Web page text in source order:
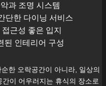
과 조명 시스템
단한 다이닝 서비스
근성 좋은 입지
된 인테리어 구성
한 오락공간이 아니라, 일상의
이 어우러지는 휴식의 장소로